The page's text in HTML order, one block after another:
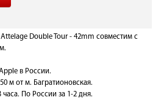
Double Tour - 42mm совместим с
в России.
м от м. Багратионовская.
По России за 1-2 дня.